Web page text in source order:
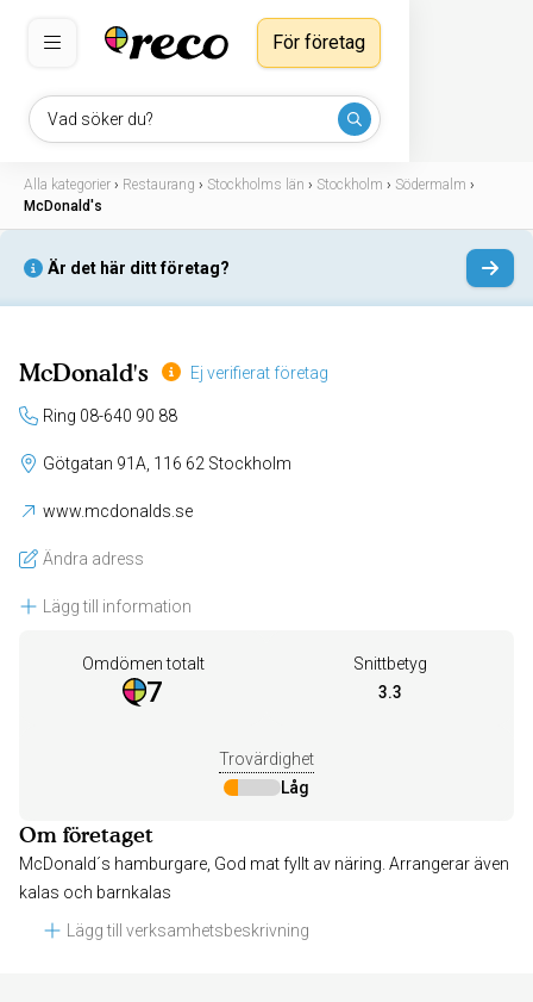
Vad söker du?
För företag
Alla kategorier › Restaurang › Stockholms län › Stockholm › Södermalm ›
McDonald's
Är det här ditt företag?
McDonald's Ej verifierat företag
Ring 08-640 90 88
Götgatan 91A, 116 62 Stockholm
www.mcdonalds.se
Ändra adress
Lägg till information
Omdömen totalt
7
Snittbetyg
3.3
Trovärdighet
Låg
Om företaget
McDonald´s hamburgare, God mat fyllt av näring. Arrangerar även
kalas och barnkalas
Lägg till verksamhetsbeskrivning